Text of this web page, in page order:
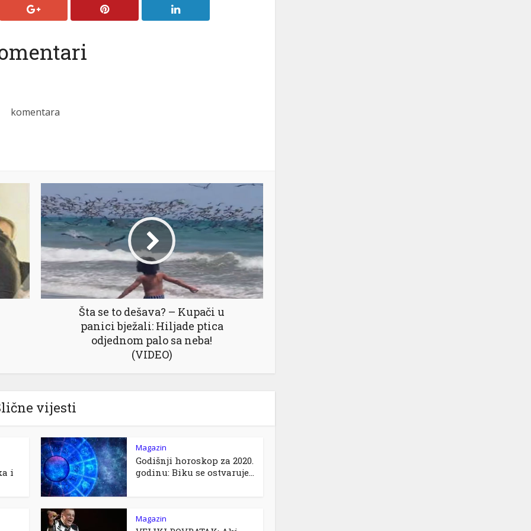
komentara
Šta se to dešava? – Kupači u
panici bježali: Hiljade ptica
odjednom palo sa neba!
(VIDEO)
vijesti
i
Magazin
Godišnji horoskop za 2020.
godinu: Biku se ostvaruje...
Magazin